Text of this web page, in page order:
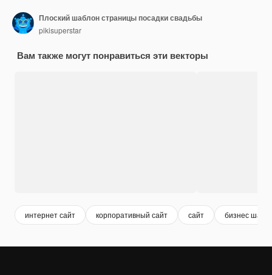
Плоский шаблон страницы посадки свадьбы
pikisuperstar
Вам также могут понравиться эти векторы
интернет сайт корпоративный сайт сайт бизнес